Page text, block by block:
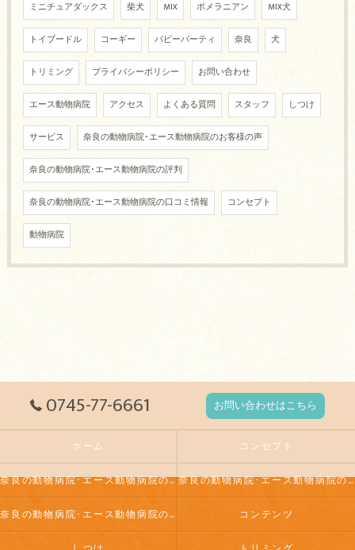
ミニチュアダックス 柴犬 MIX ポメラニアン MIX犬
トイプードル コーギー パピーパーティ 奈良 犬
トリミング プライバシーポリシー お問い合わせ
エース動物病院 アクセス よくある質問 スタッフ しつけ
サービス 奈良の動物病院･エース動物病院のお客様の声
奈良の動物病院･エース動物病院の評判
奈良の動物病院･エース動物病院の口コミ情報 コンセプト
動物病院
0745-77-6661 お問い合わせはこちら
ホーム コンセプト
奈良の動物病院･エース動物病院の口コミ情報 奈良の動物病院･エース動物病院の評判
奈良の動物病院･エース動物病院のお客様の声 コンテンツ